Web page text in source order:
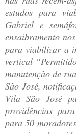
estudos para
Gabriel e
ensaibramento
para viabilizar a
vertical
manutenção de
São José,
Vila São José
providências
para 50